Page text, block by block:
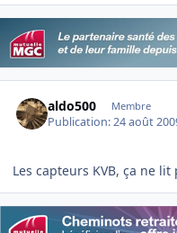
aldo500 Membre
Publication:24 août
Les capteurs KVB, ça ne